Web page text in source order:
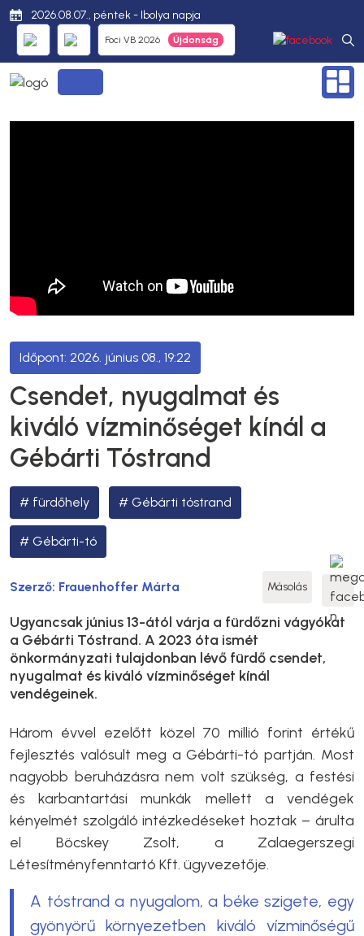
2026.08.07., péntek - Ibolya napja
Foci VB 2026
2026. június 08., 19:22
Csendet, nyugalmat és
kiváló vízminőséget kínál a
Gébárti Tóstrand
fürdőhely Gébárti tóstrand
Gébárti-tó
Szerző: Frauenhoffer Márta Másolás
Ugyancsak június 13-ától várja a fürdőzni vágyókat
a Gébárti Tóstrand. A 2023 óta ismét
önkormányzati tulajdonban lévő fürdő csendet,
nyugalmat és kiváló vízminőséget kínál
vendégeinek.
Három évvel ezelőtt közel 70 millió forint értékű
fejlesztés valósult meg a Gébárti-tó partján. Most
nagyobb beruházásra nem volt szükség, a festési
és karbantartási munkák mellett a vendégek
kényelmét szolgáló intézkedéseket hoztak – árulta
el Böcskey Zsolt, a Zalaegerszegi
Létesítményfenntartó Kft. ügyvezetője.
A tóstrand a nyugalom, a béke szigete, egy
gyönyörű környezetben kiváló vízminőségű